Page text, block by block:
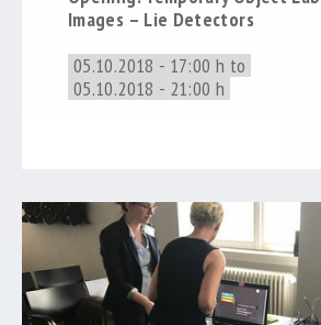
Images – Lie Detectors
05.10.2018 - 17:00 h to
05.10.2018 - 21:00 h